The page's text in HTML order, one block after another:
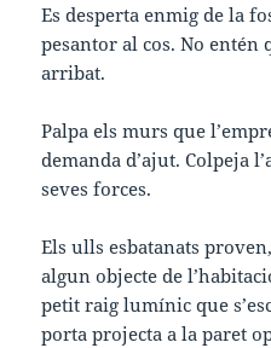
Es desperta enmig de la
pesantor al cos. No
arribat.
Palpa els murs que
demanda d’ajut. Colpeja
seves forces.
Els ulls esbatanats
algun objecte de
petit raig lumínic que
porta projecta a la paret